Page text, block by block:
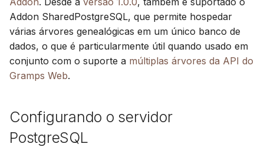
Suomi
Italiano
Українська
d
o
a
instalação de múltiplas
árvores
Usando um banco de
dados PostgreSQL para o
banco de dados do usuário
Usando um banco de
dados PostgreSQL para o
índice de pesquisa
Sincronizar com Gramps
Avançado
Conta e preferências
Addon SharedPostgreSQL, que permite hospedar
várias árvores genealógicas em um único banco de
dados, o que é particularmente útil quando usado em
conjunto com o suporte a múltiplas árvores da API do
Gramps Web.
Configurando o servidor
PostgreSQL